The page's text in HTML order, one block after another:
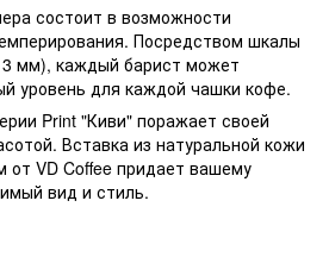
состоит в возможности
Посредством шкалы
мм), каждый барист может
уровень для каждой чашки кофе.
Print "Киви" поражает своей
Вставка из натуральной кожи
от VD Coffee придает вашему
вид и стиль.